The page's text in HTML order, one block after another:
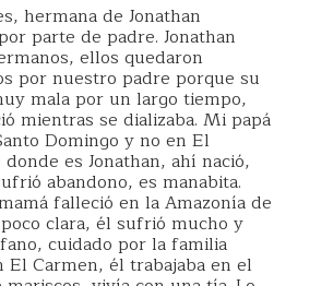
hermana de Jonathan
parte de padre. Jonathan
ellos quedaron
por nuestro padre porque su
mala por un largo tiempo,
mientras se dializaba. Mi papá
Domingo y no en El
es Jonathan, ahí nació,
abandono, es manabita.
falleció en la Amazonía de
clara, él sufrió mucho y
cuidado por la familia
El Carmen, él trabajaba en el